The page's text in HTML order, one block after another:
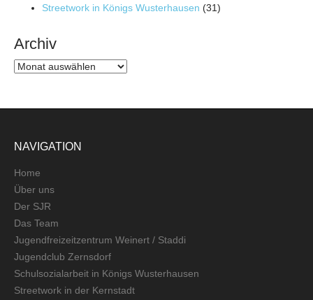
Streetwork in Königs Wusterhausen (31)
Archiv
Archiv
NAVIGATION
Home
Über uns
Der SJR
Das Team
Jugendfreizeitzentrum Weinert / Staddi
Jugendclub Zernsdorf
Schulsozialarbeit in Königs Wusterhausen
Streetwork in der Kernstadt